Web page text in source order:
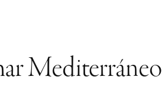
Mediterráneo